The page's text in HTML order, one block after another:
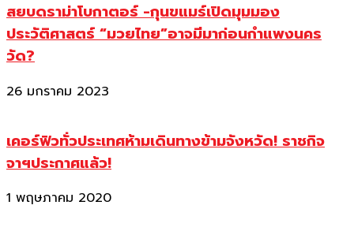
สยบดราม่าโบกาตอร์ -กุนขแมร์เปิดมุมมอง
ประวัติศาสตร์ “มวยไทย”อาจมีมาก่อนกำแพงนคร
วัด?
26 มกราคม 2023
เคอร์ฟิวทั่วประเทศห้ามเดินทางข้ามจังหวัด! ราชกิจ
จาฯประกาศแล้ว!
1 พฤษภาคม 2020